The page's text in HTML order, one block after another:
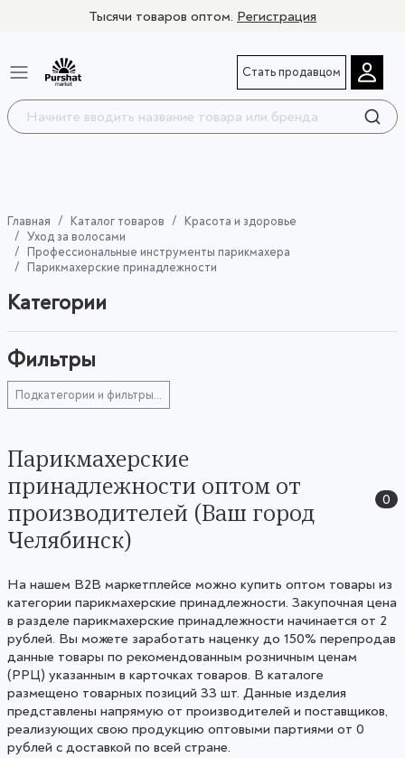
Тысячи товаров оптом. Регистрация
Стать продавцом
Главная Каталог товаров
Красота и здоровье
Уход за волосами
Профессиональные инструменты парикмахера
Парикмахерские принадлежности
Категории
Фильтры
Подкатегории и фильтры...
Парикмахерские
принадлежности оптом от
производителей (Ваш город
Челябинск)
0
На нашем B2B маркетплейсе можно купить оптом товары из
категории парикмахерские принадлежности. Закупочная цена
в разделе парикмахерские принадлежности начинается от 2
рублей. Вы можете заработать наценку до 150% перепродав
данные товары по рекомендованным розничным ценам
(РРЦ) указанным в карточках товаров. В каталоге
размещено товарных позиций 33 шт. Данные изделия
представлены напрямую от производителей и поставщиков,
реализующих свою продукцию оптовыми партиями от 0
рублей с доставкой по всей стране.